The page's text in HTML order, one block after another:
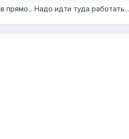
прямо... Надо идти туда работать...